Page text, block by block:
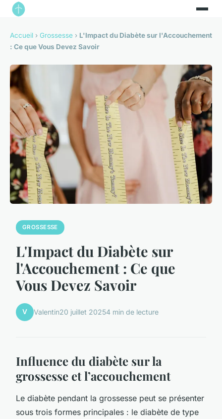
Accueil › Grossesse › L'Impact du Diabète sur l'Accouchement
: Ce que Vous Devez Savoir
GROSSESSE
L'Impact du Diabète sur
l'Accouchement : Ce que
Vous Devez Savoir
V Valentin20 juillet 20254 min de lecture
Influence du diabète sur la
grossesse et l’accouchement
Le diabète pendant la grossesse peut se présenter
sous trois formes principales : le diabète de type